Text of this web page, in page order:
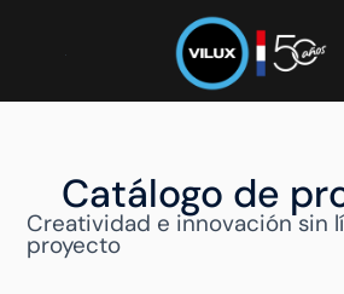
Catálogo de
Creatividad e innovación sin
proyecto